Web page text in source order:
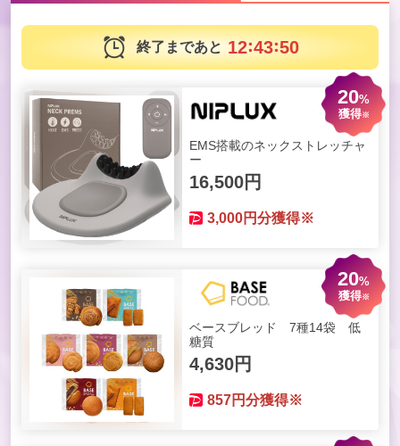
終了まであと 12 43 48
EMS搭載のネックストレッチャ
ー
20%
獲得※
16,500円
3,000円分獲得※
ベースブレッド 7種14袋 低
糖質
20%
獲得※
4,630円
857円分獲得※